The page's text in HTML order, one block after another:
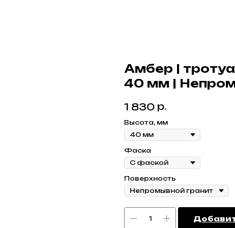
Амбер |
40 мм |
1 830 р.
Высота, мм
Фаска
Поверхность